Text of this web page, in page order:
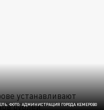
ФОТО: АДМИНИСТРАЦИЯ ГОРОДА КЕМЕРОВО